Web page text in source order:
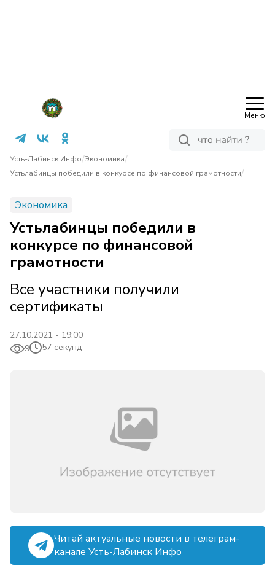
Меню
Усть-Лабинск Инфо/Экономика/
Устьлабинцы победили в конкурсе по финансовой грамотности/
Экономика
Устьлабинцы победили в
конкурсе по финансовой
грамотности
Все участники получили
сертификаты
27.10.2021 - 19:00
9
57 секунд
Читай актуальные новости в телеграм-
канале Усть-Лабинск Инфо